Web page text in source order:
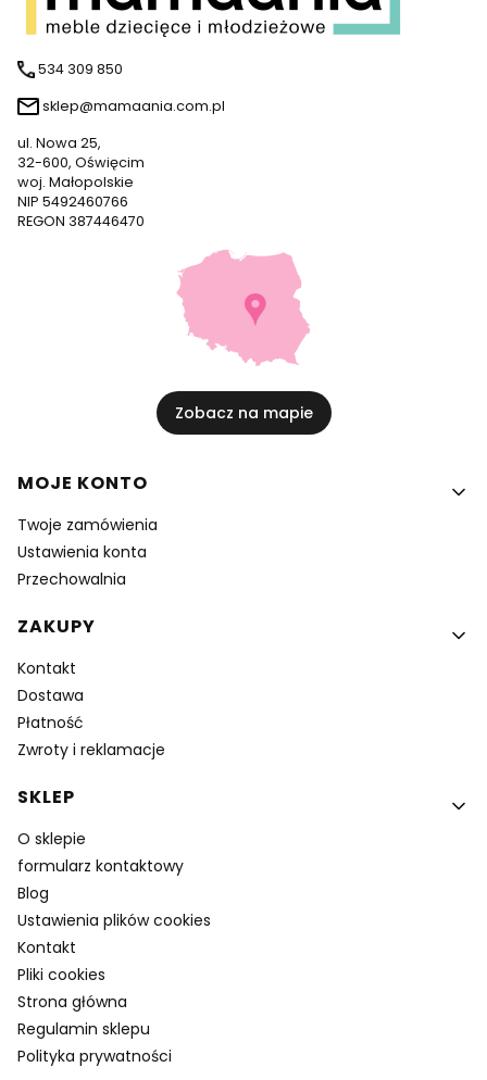
534 309 850
sklep@mamaania.com.pl
ul. Nowa 25,
32-600, Oświęcim
woj. Małopolskie
NIP 5492460766
REGON 387446470
Zobacz na mapie
Linki w stopce
MOJE KONTO
Twoje zamówienia
Ustawienia konta
Przechowalnia
ZAKUPY
Kontakt
Dostawa
Płatność
Zwroty i reklamacje
SKLEP
O sklepie
formularz kontaktowy
Blog
Ustawienia plików cookies
Kontakt
Pliki cookies
Strona główna
Regulamin sklepu
Polityka prywatności